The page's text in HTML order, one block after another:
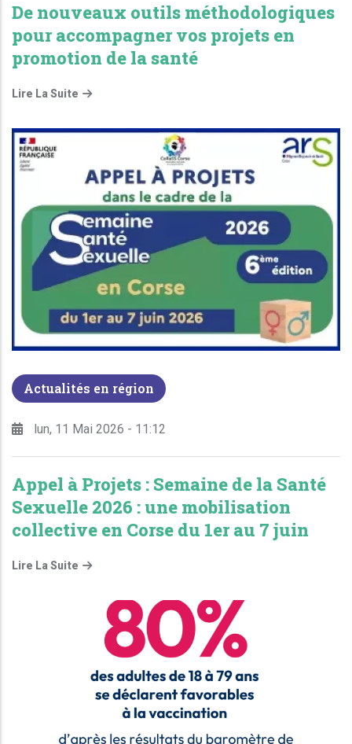
De nouveaux outils méthodologiques
pour accompagner vos projets en
promotion de la santé
Lire La Suite
Actualités en région
lun, 11 Mai 2026 - 11:12
Appel à Projets : Semaine de la Santé
Sexuelle 2026 : une mobilisation
collective en Corse du 1er au 7 juin
Lire La Suite